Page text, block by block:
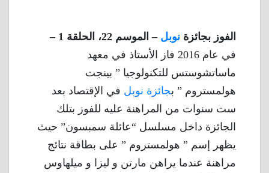
الفوز بجائزة نوبل – الموسم 22، الحلقة 1 –
في عام 2016 فاز الأستاذ في معهد
ماساتشوستس للتكنولوجيا ” بينجت
هولمستروم ” بجائزة نوبل في الإقتصاد بعد
ست سنوات من المراهنة عليه للفوز بتلك
الجائزة داخل مسلسل “عائلة سمبسون” حيث
يظهر إسم ” هولمستروم ” على بطاقة نتائج
مراهنة عندما يراهن مارتن و ليزا و ميلهاوس